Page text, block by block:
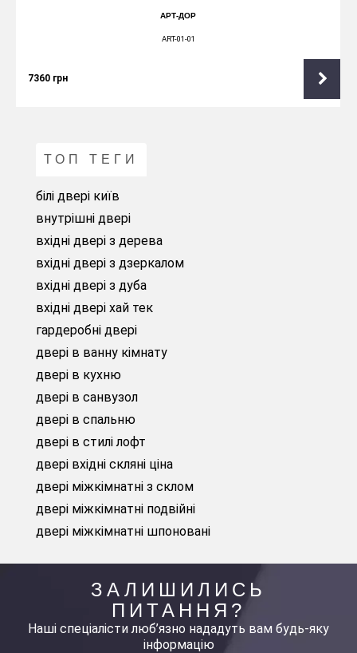
АРТ-ДОР
ART-01-01
7360 грн
ТОП ТЕГИ
білі двері київ
внутрішні двері
вхідні двері з дерева
вхідні двері з дзеркалом
вхідні двері з дуба
вхідні двері хай тек
гардеробні двері
двері в ванну кімнату
двері в кухню
двері в санвузол
двері в спальню
двері в стилі лофт
двері вхідні скляні ціна
двері міжкімнатні з склом
двері міжкімнатні подвійні
двері міжкімнатні шпоновані
ЗАЛИШИЛИСЬ
ПИТАННЯ?
Наші спеціалісти люб’язно нададуть вам будь-яку
інформацію